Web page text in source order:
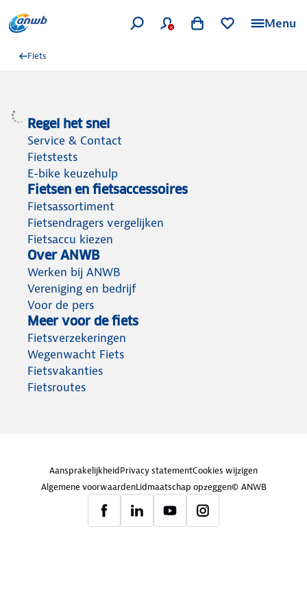
Menu
Fiets
Regel het snel
Service & Contact
Fietstests
E-bike keuzehulp
Fietsen en fietsaccessoires
Fietsassortiment
Fietsendragers vergelijken
Fietsaccu kiezen
Over ANWB
Werken bij ANWB
Vereniging en bedrijf
Voor de pers
Meer voor de fiets
Fietsverzekeringen
Wegenwacht Fiets
Fietsvakanties
Fietsroutes
AansprakelijkheidPrivacy statementCookies wijzigen
Algemene voorwaardenLidmaatschap opzeggen© ANWB